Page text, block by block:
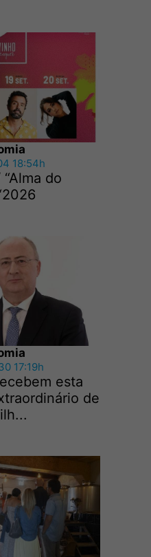
18:54h
do
17:19h
esta
de